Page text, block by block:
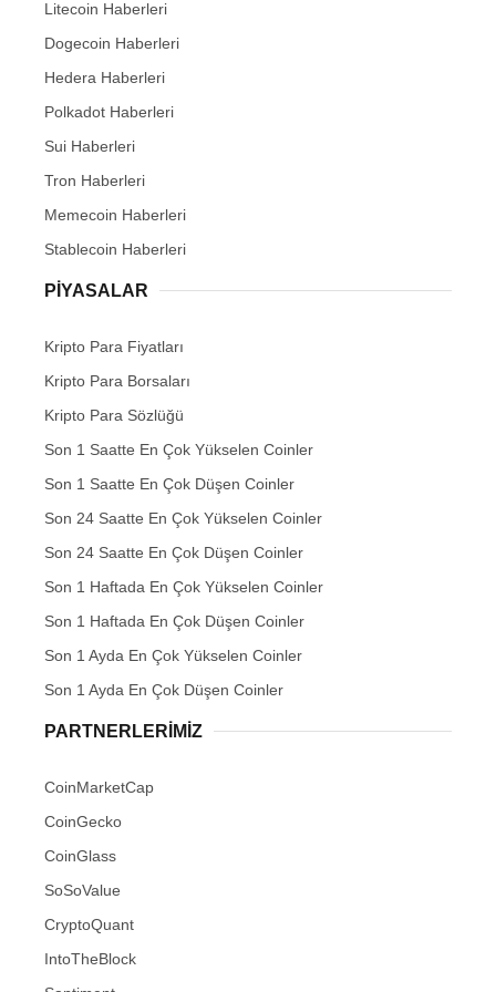
Litecoin Haberleri
Dogecoin Haberleri
Hedera Haberleri
Polkadot Haberleri
Sui Haberleri
Tron Haberleri
Memecoin Haberleri
Stablecoin Haberleri
PIYASALAR
Kripto Para Fiyatları
Kripto Para Borsaları
Kripto Para Sözlüğü
Son 1 Saatte En Çok Yükselen Coinler
Son 1 Saatte En Çok Düşen Coinler
Son 24 Saatte En Çok Yükselen Coinler
Son 24 Saatte En Çok Düşen Coinler
Son 1 Haftada En Çok Yükselen Coinler
Son 1 Haftada En Çok Düşen Coinler
Son 1 Ayda En Çok Yükselen Coinler
Son 1 Ayda En Çok Düşen Coinler
PARTNERLERIMIZ
CoinMarketCap
CoinGecko
CoinGlass
SoSoValue
CryptoQuant
IntoTheBlock